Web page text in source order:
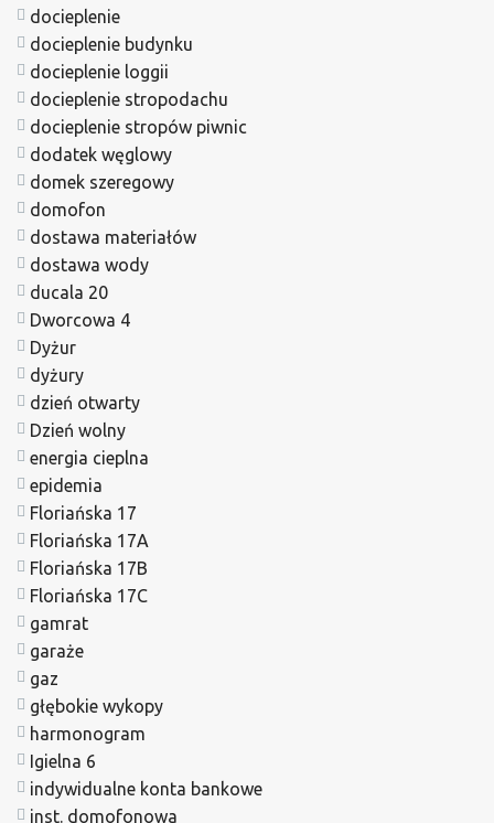
docieplenie
docieplenie budynku
docieplenie loggii
docieplenie stropodachu
docieplenie stropów piwnic
dodatek węglowy
domek szeregowy
domofon
dostawa materiałów
dostawa wody
ducala 20
Dworcowa 4
Dyżur
dyżury
dzień otwarty
Dzień wolny
energia cieplna
epidemia
Floriańska 17
Floriańska 17A
Floriańska 17B
Floriańska 17C
gamrat
garaże
gaz
głębokie wykopy
harmonogram
Igielna 6
indywidualne konta bankowe
inst. domofonowa